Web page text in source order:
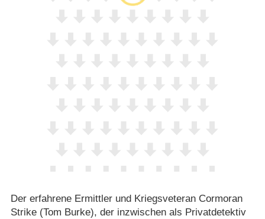
Der erfahrene Ermittler und Kriegsveteran Cormoran
Strike (Tom Burke), der inzwischen als Privatdetektiv